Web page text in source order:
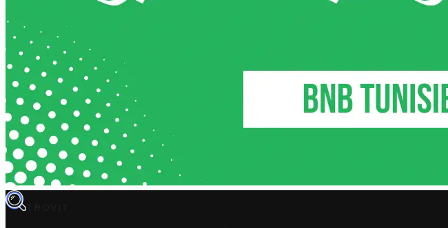
TROVIT